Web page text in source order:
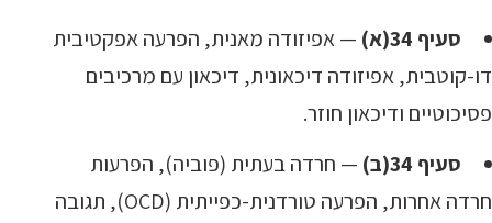
סעיף 34(א)
— אפיזודה מאנית, הפרעה אפקטיבית
דו-קוטבית, אפיזודה דיכאונית, דיכאון עם מרכיבים
פסיכוטיים ודיכאון חוזר.
סעיף 34(ב)
— חרדה בעתית (פוביה), הפרעות
חרדה אחרות, הפרעה טורדנית-כפייתית (OCD), תגובה